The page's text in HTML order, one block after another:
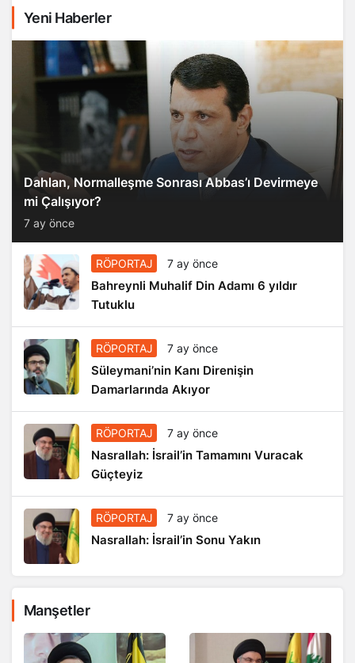
Yeni Haberler
Dahlan, Normalleşme Sonrası Abbas’ı Devirmeye
mi Çalışıyor?
7 ay önce
RÖPORTAJ 7 ay önce
Bahreynli Muhalif Din Adamı 6 yıldır
Tutuklu
RÖPORTAJ 7 ay önce
Süleymani’nin Kanı Direnişin
Damarlarında Akıyor
RÖPORTAJ 7 ay önce
Nasrallah: İsrail’in Tamamını Vuracak
Güçteyiz
RÖPORTAJ 7 ay önce
Nasrallah: İsrail’in Sonu Yakın
Manşetler